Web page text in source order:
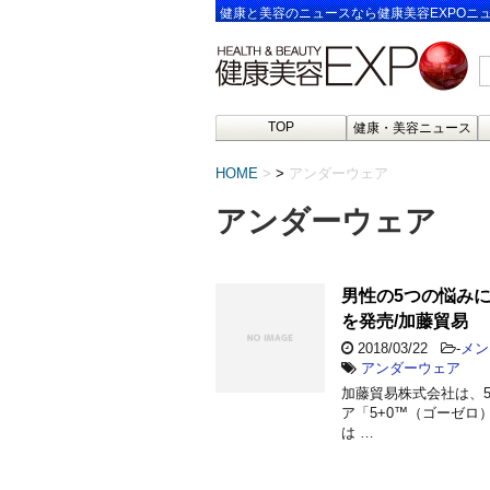
健康と美容のニュースなら健康美容EXPOニ
TOP 健康・美容ニュース
HOME > アンダーウェア
アンダーウェア
男性の5つの悩み
を発売/加藤貿易
2018/03/22 - メ
アンダーウェア
加藤貿易株式会社は、
ア「5+0™（ゴーゼロ
は …